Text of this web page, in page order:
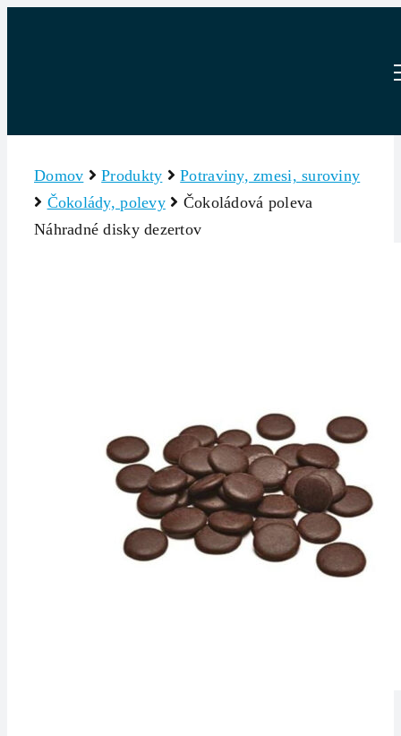
Domov Produkty
Potraviny, zmesi, suroviny
Čokolády, polevy
Čokoládová poleva
Náhradné disky dezertov